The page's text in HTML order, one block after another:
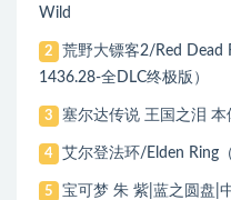
Wild
2
荒野大镖客2/Red Dead
1436.28-全DLC终极版）
3 塞尔达传说 王国之泪 本
4 艾尔登法环/Elden Ring
5 宝可梦 朱 紫|蓝之圆盘|